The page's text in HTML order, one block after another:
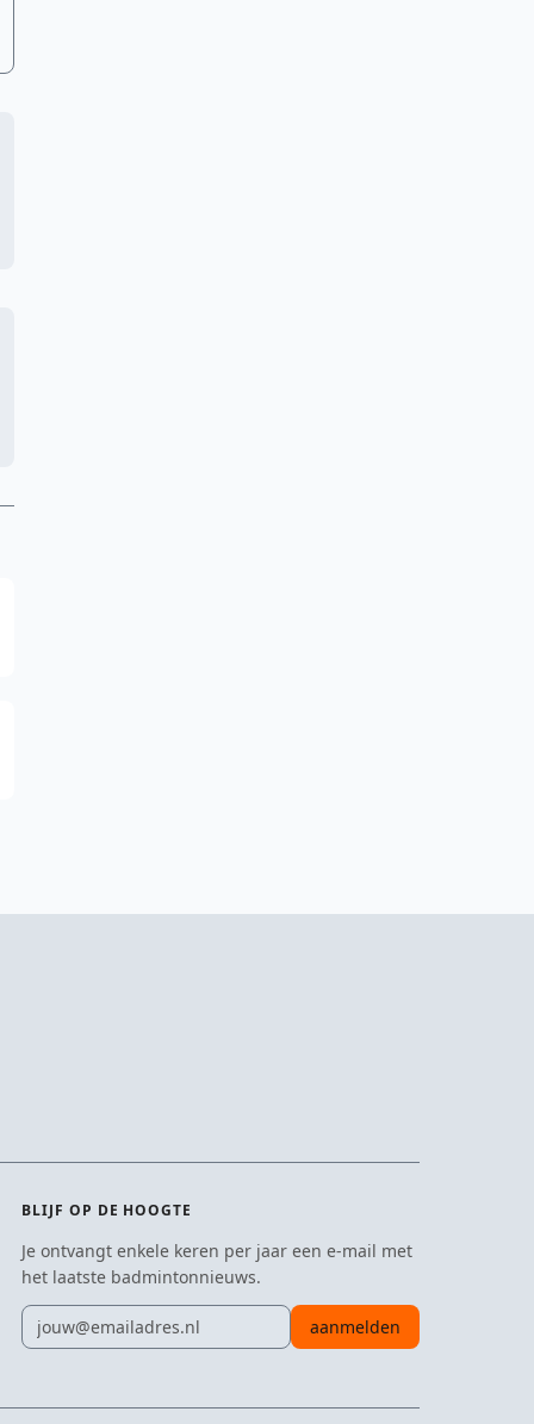
BLIJF OP DE HOOGTE
Je ontvangt enkele keren per jaar een e-mail met
het laatste badmintonnieuws.
E-mailadres
aanmelden